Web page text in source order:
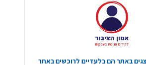
באתר הם בלעדיים לרוכשים באתר